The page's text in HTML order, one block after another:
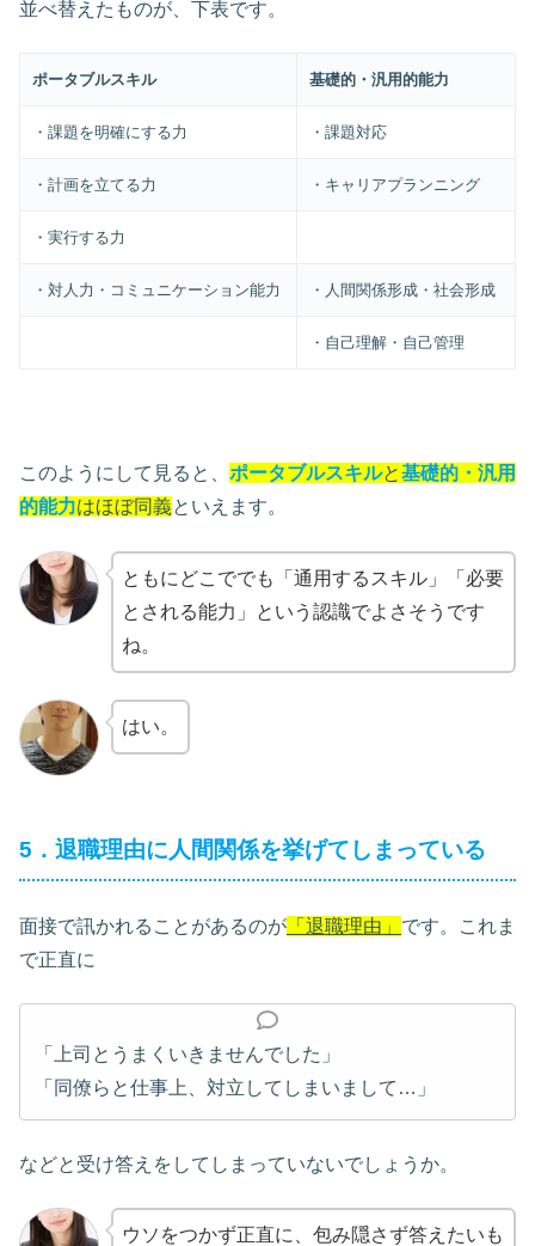
並べ替えたものが、下表です。
ポータブルスキル 基礎的・汎用的能力
・課題を明確にする力 ・課題対応
・計画を立てる力 ・キャリアプランニング
・実行する力
・対人力・コミュニケーション能力 ・人間関係形成・社会形成
・自己理解・自己管理
このようにして見ると、 ポータブルスキルと基礎的・汎用
的能力はほぼ同義といえます。
ともにどこででも「通用するスキル」「必要
とされる能力」という認識でよさそうです
ね。
はい。
5．退職理由に人間関係を挙げてしまっている
面接で訊かれることがあるのが 「退職理由」 です。これま
で正直に
「上司とうまくいきませんでした」
「同僚らと仕事上、対立してしまいまして…」
などと受け答えをしてしまっていないでしょうか。
ウソをつかず正直に、包み隠さず答えたいも